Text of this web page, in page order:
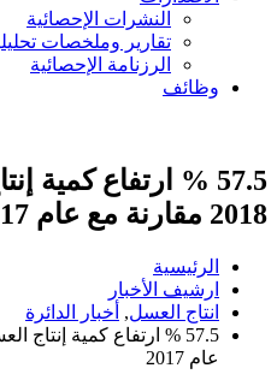
النشرات الإحصائية
تقارير وملخصات
الرزنامة الإحصائية
وظائف
57.5 % ارتفاع
2018 مقارنة مع عام 2017
الرئيسية
ارشيف الأخبار
انتاج العسل, أخبار الدائرة
عام 2017